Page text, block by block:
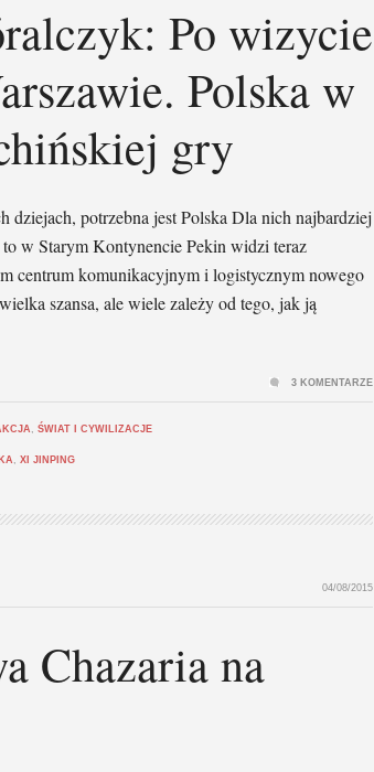
Po wizycie
Polska w
gry
dziejach, potrzebna jest Polska Dla nich najbardziej
w Starym Kontynencie Pekin widzi teraz
centrum komunikacyjnym i logistycznym nowego
szansa, ale wiele zależy od tego, jak ją
, ŚWIAT I CYWILIZACJE
, XI JINPING
3 KOMENTARZE
04/08/2015
Chazaria na